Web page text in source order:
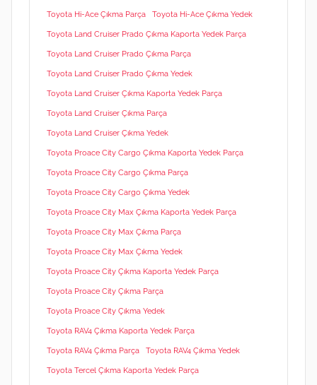
Toyota Hi-Ace Çıkma Parça Toyota Hi-Ace Çıkma Yedek
Toyota Land Cruiser Prado Çıkma Kaporta Yedek Parça
Toyota Land Cruiser Prado Çıkma Parça
Toyota Land Cruiser Prado Çıkma Yedek
Toyota Land Cruiser Çıkma Kaporta Yedek Parça
Toyota Land Cruiser Çıkma Parça
Toyota Land Cruiser Çıkma Yedek
Toyota Proace City Cargo Çıkma Kaporta Yedek Parça
Toyota Proace City Cargo Çıkma Parça
Toyota Proace City Cargo Çıkma Yedek
Toyota Proace City Max Çıkma Kaporta Yedek Parça
Toyota Proace City Max Çıkma Parça
Toyota Proace City Max Çıkma Yedek
Toyota Proace City Çıkma Kaporta Yedek Parça
Toyota Proace City Çıkma Parça
Toyota Proace City Çıkma Yedek
Toyota RAV4 Çıkma Kaporta Yedek Parça
Toyota RAV4 Çıkma Parça Toyota RAV4 Çıkma Yedek
Toyota Tercel Çıkma Kaporta Yedek Parça